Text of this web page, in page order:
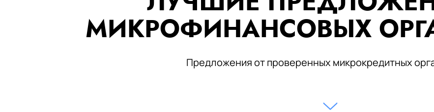
7 минутМИКРОФИНАНСОВЫХ
Предложения от проверенных микрокредитных